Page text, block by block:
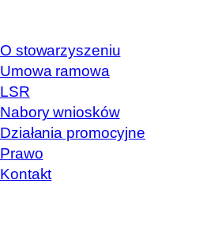
O stowarzyszeniu
Umowa ramowa
LSR
Nabory wniosków
Działania promocyjne
Prawo
Kontakt